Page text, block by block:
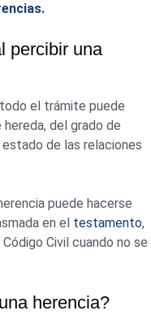
percibir una
el trámite puede
del grado de
de las relaciones
puede hacerse
en el testamento,
Civil cuando no se
herencia?